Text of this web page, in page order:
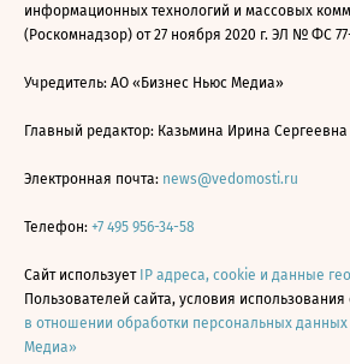
информационных технологий и массовых
(Роскомнадзор) от 27 ноября 2020 г. ЭЛ № ФС
Учредитель: АО «Бизнес Ньюс Медиа»
Главный редактор: Казьмина Ирина Сергеевна
Электронная почта: news@vedomosti.ru
Телефон: +7 495 956-34-58
Сайт использует IP адреса, cookie и данные
Пользователей сайта, условия
в отношении обработки персональных
Медиа»